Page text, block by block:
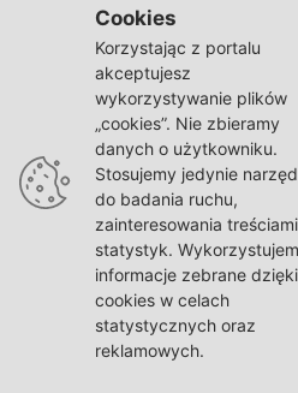
Polityk i kandydat
obraża wyborców: “Ty
dziesiątki ludzi z
Cookies
Korzystając z portalu
akceptujesz
wykorzystywanie plików
„cookies”. Nie zbieramy
danych o użytkowniku.
Stosujemy jedynie
do badania ruchu,
zainteresowania
statystyk.
informacje zebrane dzięki
cookies w celach
statystycznych oraz
reklamowych.